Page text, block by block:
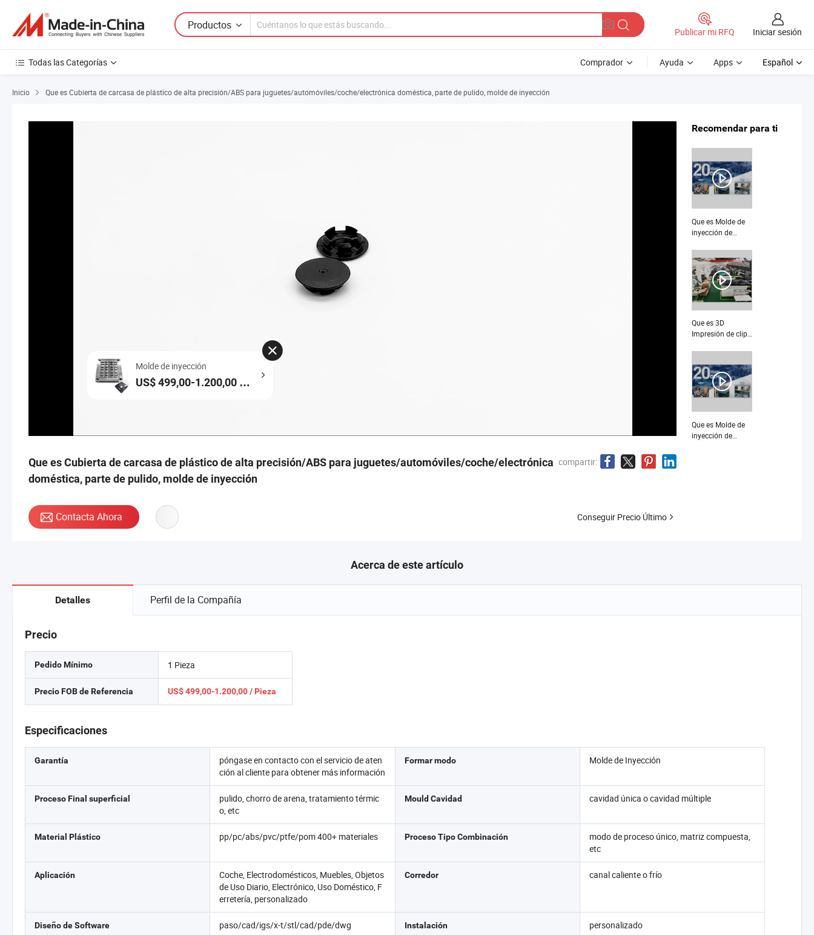
Productos
Publicar mi RFQ Iniciar sesión
Todas las Categorías Comprador Ayuda Apps Español
Inicio Que es Cubierta de carcasa de plástico de alta precisión/ABS para juguetes/automóviles/coche/electrónica doméstica, parte de pulido, molde de inyección
Molde de inyección
US$ 499,00-1.200,00 /
Recomendar para ti
Que es Molde de
inyección de
desarrollo de
productos de alta
calidad con
sobremoldeo
Que es 3D
Impresión de clip
juguetes de piezas
de vehículos
mediante moldeo
por inyección
Que es Molde de
inyección de
Que es Cubierta de carcasa de plástico de alta precisión/ABS para juguetes/automóviles/coche/electrónica
doméstica, parte de pulido, molde de inyección
compartir:
Contacta Ahora Conseguir Precio Último
Acerca de este artículo
Detalles Perfil de la Compañía
Precio
Pedido Mínimo
Precio FOB de Referencia
1 Pieza
US$ 499,00-1.200,00 / Pieza
Especificaciones
Garantía
póngase en contacto con el servicio de aten
ción al cliente para obtener más información
Formar modo Molde de Inyección
Proceso Final superficial
pulido, chorro de arena, tratamiento térmic
o, etc
Mould Cavidad cavidad única o cavidad múltiple
Material Plástico pp/pc/abs/pvc/ptfe/pom 400+ materiales Proceso Tipo Combinación
modo de proceso único, matriz compuesta,
etc
Aplicación
Coche, Electrodomésticos, Muebles, Objetos
de Uso Diario, Electrónico, Uso Doméstico, F
erretería, personalizado
Corredor canal caliente o frío
Diseño de Software paso/cad/igs/x-t/stl/cad/pde/dwg Instalación personalizado